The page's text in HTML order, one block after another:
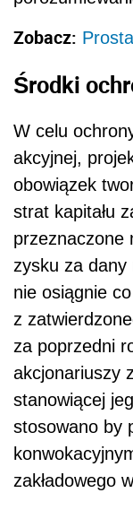
Zobacz:
Środki
W celu
akcyjnej,
obowiązek
strat kapitału
przeznaczone
zysku za dany
nie osiągnie
z
za poprzedni
akcjonariuszy
stanowiącej
stosowano by
zakładowego